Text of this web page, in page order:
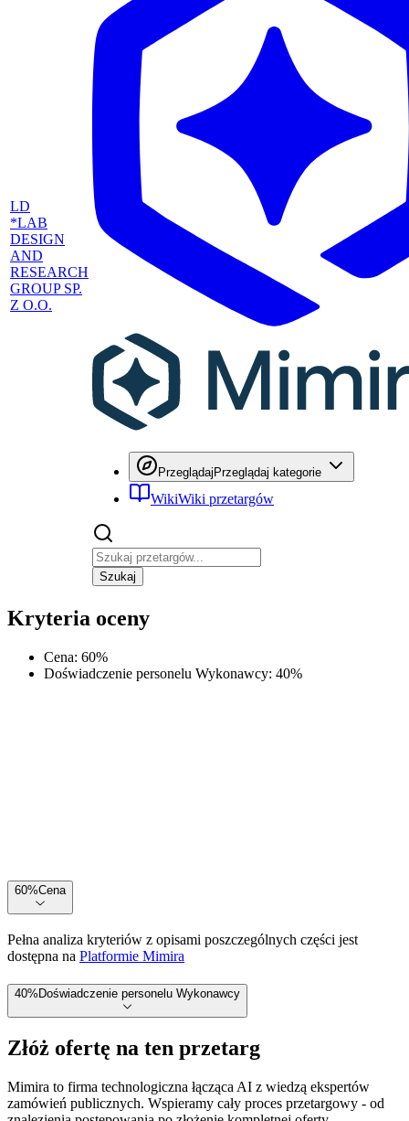
LD
*LAB
DESIGN
AND
RESEARCH
GROUP SP.
Z O.O.
Przeglądaj Przeglądaj kategorie
WikiWiki przetargów
Szukaj
Kryteria oceny
Cena: 60%
Doświadczenie personelu Wykonawcy: 40%
60%Cena
Pełna analiza kryteriów z opisami poszczególnych części jest
dostępna na Platformie Mimira
40% Doświadczenie personelu Wykonawcy
Złóż ofertę na ten przetarg
Mimira to firma technologiczna łącząca AI z wiedzą ekspertów
zamówień publicznych. Wspieramy cały proces przetargowy - od